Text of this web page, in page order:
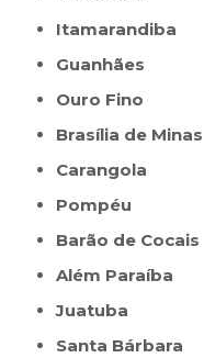
Itamarandiba
Guanhães
Ouro Fino
Brasília de Minas
Carangola
Pompéu
Barão de Cocais
Além Paraíba
Juatuba
Santa Bárbara